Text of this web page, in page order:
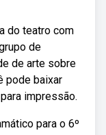
do teatro com
de
de arte sobre
pode baixar
impressão.
para o 6º